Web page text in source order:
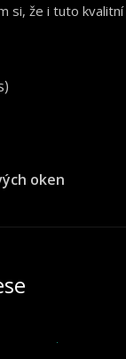
si, že i tuto
oken